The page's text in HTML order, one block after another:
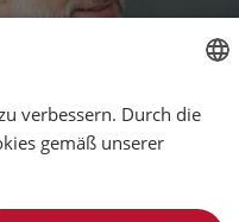
ENGLISH
verbessern. Durch die
gemäß unserer